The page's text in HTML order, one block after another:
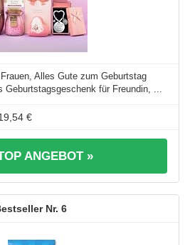
Alles Gute zum Geburtstag
für Freundin, ...
€
ANGEBOT »
6